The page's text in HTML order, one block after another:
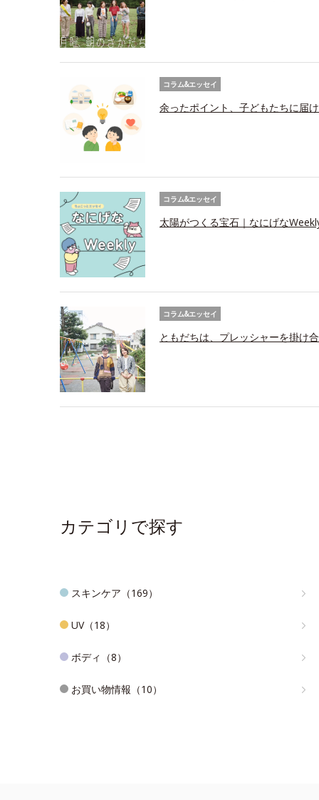
コラム&エッセイ
余ったポイント、子どもたちに届
コラム&エッセイ
太陽がつくる宝石｜なにげな
コラム&エッセイ
ともだちは、プレッシャーを掛け
カテゴリで探す
スキンケア（169）
UV（18）
ボディ（8）
お買い物情報（10）